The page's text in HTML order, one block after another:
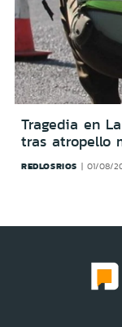
Tragedia en
tras atropello
REDLOSRIOS 01/08/